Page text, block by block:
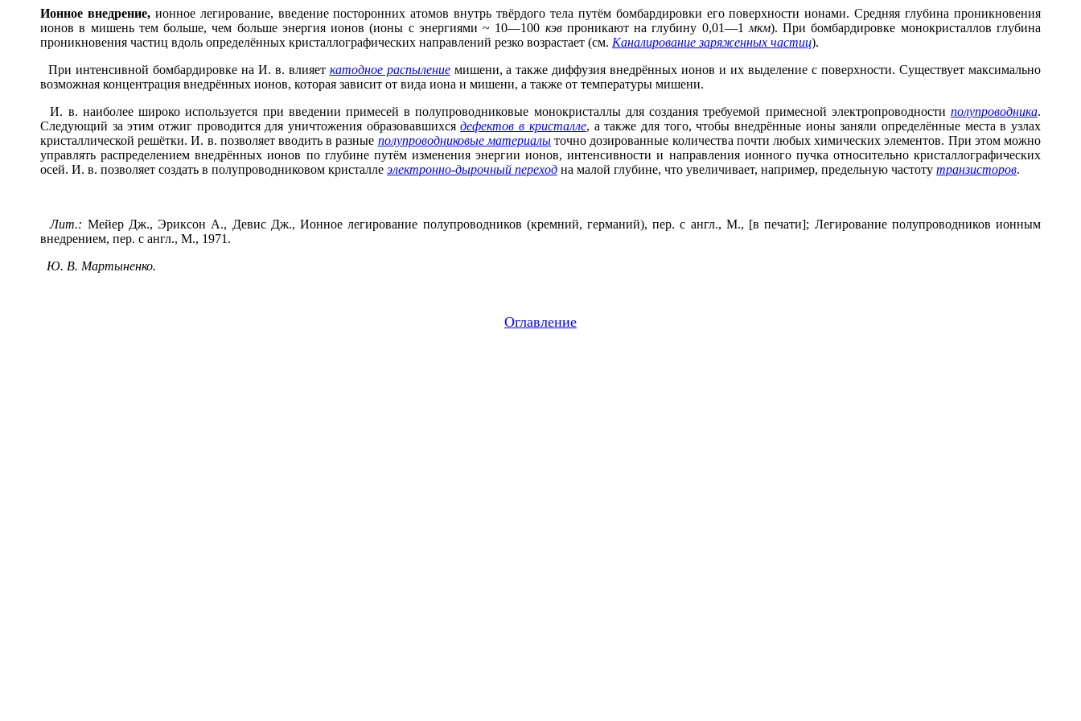
Ионное внедрение,ионное легирование, введение посторонних атомов внутрь твёрдого тела путём бомбардировки его поверхности ионами. Средняя глубина проникновения
ионов в мишень тем больше, чем больше энергия ионов (ионы с энергиями ~ 10—100 кэвпроникают на глубину 0,01—1 мкм). При бомбардировке монокристаллов глубина
проникновения частиц вдоль определённых кристаллографических направлений резко возрастает (см. Каналирование заряженных частиц).
При интенсивной бомбардировке на И. в. влияет катодное распылениемишени, а также диффузия внедрённых ионов и их выделение с поверхности. Существует максимально
возможная концентрация внедрённых ионов, которая зависит от вида иона и мишени, а также от температуры мишени.
И. в. наиболее широко используется при введении примесей в полупроводниковые монокристаллы для создания требуемой примесной электропроводности полупроводника.
Следующий за этим отжиг проводится для уничтожения образовавшихсядефектов в кристалле, а также для того, чтобы внедрённые ионы заняли определённые места в узлах
кристаллической решётки. И. в. позволяет вводить в разные полупроводниковые материалыточно дозированные количества почти любых химических элементов. При этом можно
управлять распределением внедрённых ионов по глубине путём изменения энергии ионов, интенсивности и направления ионного пучка относительно кристаллографических
осей. И. в. позволяет создать в полупроводниковом кристалле электронно-дырочный переход на малой глубине, что увеличивает, например, предельную частоту транзисторов.
Лит.: Мейер Дж., Эриксон А., Девис Дж., Ионное легирование полупроводников (кремний, германий), пер. с англ., М., [в печати]; Легирование полупроводников ионным
внедрением, пер. с англ., М., 1971.
Ю. В. Мартыненко.
Оглавление